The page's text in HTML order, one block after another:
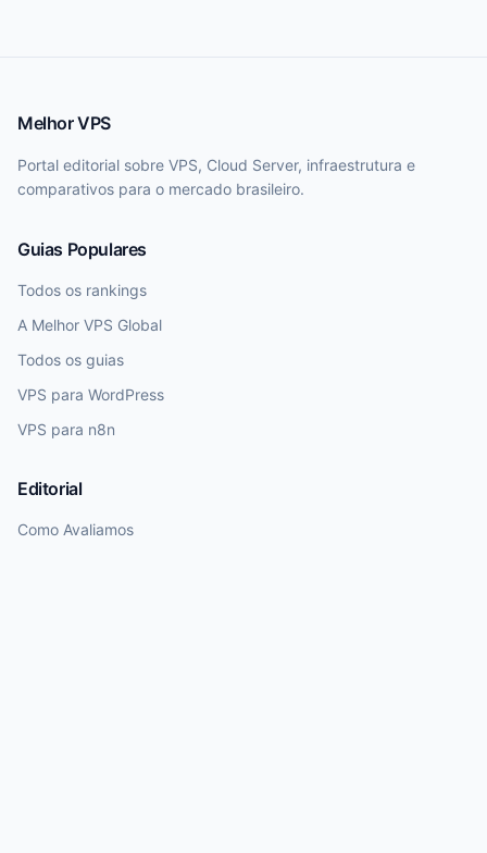
Melhor VPS
Portal editorial sobre VPS, Cloud Server, infraestrutura e
comparativos para o mercado brasileiro.
Guias Populares
Todos os rankings
A Melhor VPS Global
Todos os guias
VPS para WordPress
VPS para n8n
Editorial
Como Avaliamos